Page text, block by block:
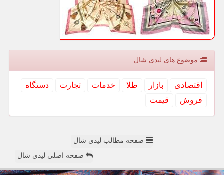
موضوع های لیدی شال
اقتصادی بازار طلا خدمات تجارت
دستگاه
فروش
قیمت
صفحه مطالب لیدی شال
صفحه اصلی لیدی شال